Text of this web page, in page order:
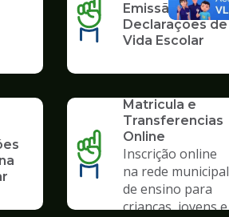
Emissão de
Declarações de
Vida Escolar
SERVICO
Matricula e
Transferencias
Online
Inscrição online
na rede municipal
de ensino para
crianças, jovens e